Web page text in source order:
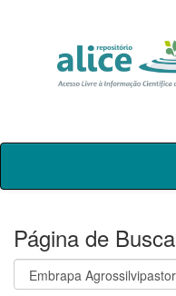
Skip
Página de Busca